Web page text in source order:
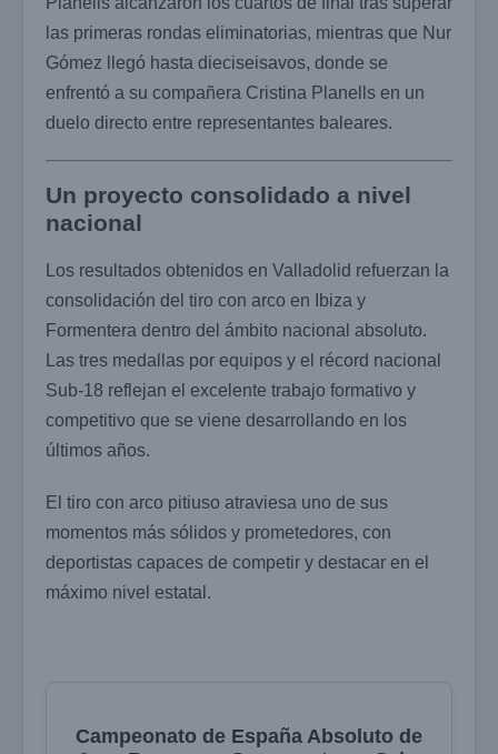
las primeras rondas eliminatorias, mientras que Nur
Gómez llegó hasta dieciseisavos, donde se
enfrentó a su compañera Cristina Planells en un
duelo directo entre representantes baleares.
Un proyecto consolidado a nivel
nacional
Los resultados obtenidos en Valladolid refuerzan la
consolidación del tiro con arco en Ibiza y
Formentera dentro del ámbito nacional absoluto.
Las tres medallas por equipos y el récord nacional
Sub-18 reflejan el excelente trabajo formativo y
competitivo que se viene desarrollando en los
últimos años.
El tiro con arco pitiuso atraviesa uno de sus
momentos más sólidos y prometedores, con
deportistas capaces de competir y destacar en el
máximo nivel estatal.
Campeonato de España Absoluto de